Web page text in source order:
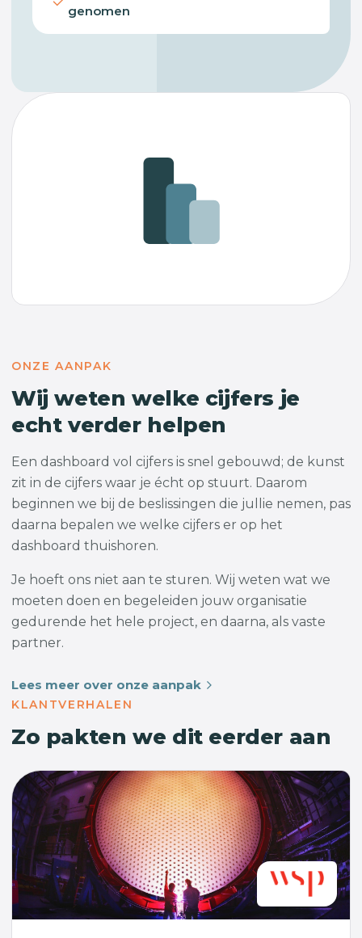
genomen
ONZE AANPAK
Wij weten welke cijfers je
echt verder helpen
Een dashboard vol cijfers is snel gebouwd; de kunst
zit in de cijfers waar je écht op stuurt. Daarom
beginnen we bij de beslissingen die jullie nemen, pas
daarna bepalen we welke cijfers er op het
dashboard thuishoren.
Je hoeft ons niet aan te sturen. Wij weten wat we
moeten doen en begeleiden jouw organisatie
gedurende het hele project, en daarna, als vaste
partner.
Lees meer over onze aanpak
KLANTVERHALEN
Zo pakten we dit eerder aan